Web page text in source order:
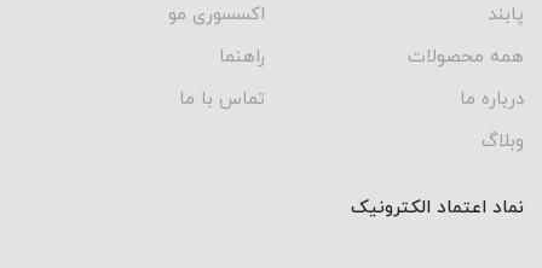
پابند
اکسسوری مو
همه محصولات
راهنما
درباره ما
تماس با ما
وبلاگ
نماد اعتماد الکترونیک